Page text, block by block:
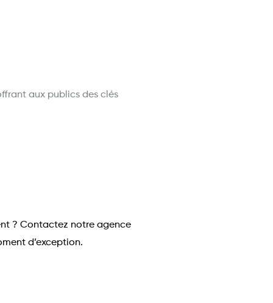
aux publics des clés
? Contactez notre agence
d’exception.